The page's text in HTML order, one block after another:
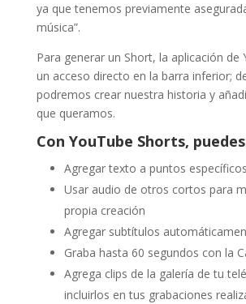
ya que tenemos previamente
música”.
Para generar un Short, la aplicación de
un acceso directo en la barra inferior;
podremos crear nuestra historia y
que queramos.
Con YouTube Shorts,
Agregar texto a puntos
Usar audio de otros cortos para
propia creación
Agregar subtítulos
Graba hasta 60 segundos con la
Agrega clips de la galería de tu
incluirlos en tus grabaciones